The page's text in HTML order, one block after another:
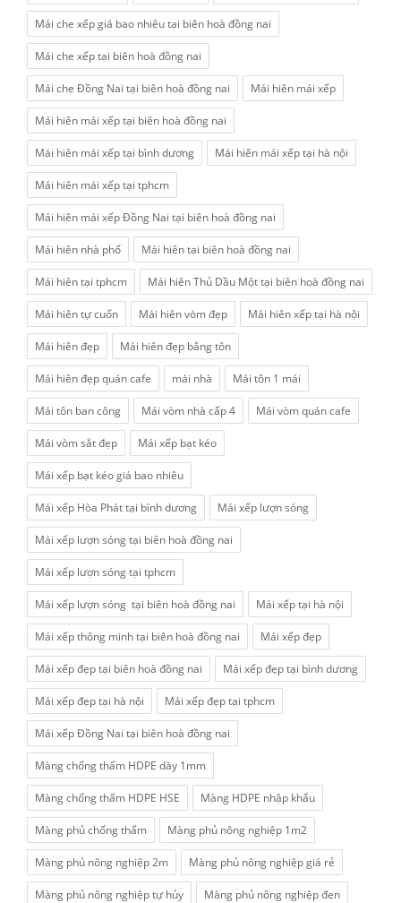
Mái che xếp giá bao nhiêu tại biên hoà đồng nai
Mái che xếp tại biên hoà đồng nai
Mái che Đồng Nai tại biên hoà đồng nai Mái hiên mái xếp
Mái hiên mái xếp tại biên hoà đồng nai
Mái hiên mái xếp tại bình dương Mái hiên mái xếp tại hà nội
Mái hiên mái xếp tại tphcm
Mái hiên mái xếp Đồng Nai tại biên hoà đồng nai
Mái hiên nhà phố Mái hiên tại biên hoà đồng nai
Mái hiên tại tphcm Mái hiên Thủ Dầu Một tại biên hoà đồng nai
Mái hiên tự cuốn Mái hiên vòm đẹp Mái hiên xếp tại hà nội
Mái hiên đẹp Mái hiên đẹp bằng tôn
Mái hiên đẹp quán cafe mái nhà Mái tôn 1 mái
Mái tôn ban công Mái vòm nhà cấp 4 Mái vòm quán cafe
Mái vòm sắt đẹp Mái xếp bạt kéo
Mái xếp bạt kéo giá bao nhiêu
Mái xếp Hòa Phát tại bình dương Mái xếp lượn sóng
Mái xếp lượn sóng tại biên hoà đồng nai
Mái xếp lượn sóng tại tphcm
Mái xếp lượn sóng tại biên hoà đồng nai Mái xếp tại hà nội
Mái xếp thông minh tại biên hoà đồng nai Mái xếp đẹp
Mái xếp đẹp tại biên hoà đồng nai Mái xếp đẹp tại bình dương
Mái xếp đẹp tại hà nội Mái xếp đẹp tại tphcm
Mái xếp Đồng Nai tại biên hoà đồng nai
Màng chống thấm HDPE dày 1mm
Màng chống thấm HDPE HSE Màng HDPE nhập khẩu
Màng phủ chống thấm Màng phủ nông nghiệp 1m2
Màng phủ nông nghiệp 2m Màng phủ nông nghiệp giá rẻ
Màng phủ nông nghiệp tự hủy Màng phủ nông nghiệp đen